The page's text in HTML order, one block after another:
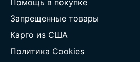
Помощь в покупке
Запрещенные товары
Карго из США
Политика Cookies